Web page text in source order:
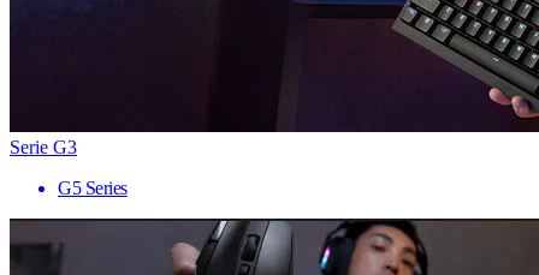
Serie G3
G5 Series